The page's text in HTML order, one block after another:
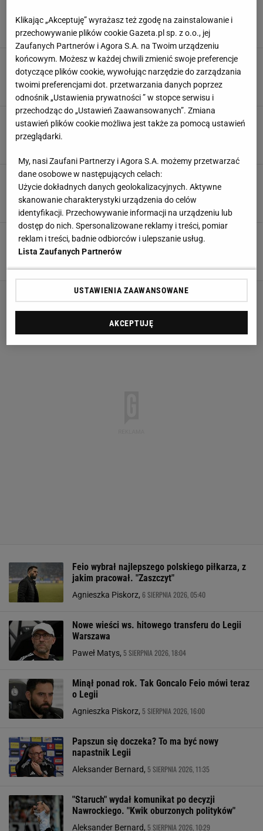
Nawrockiego. Wypomniał mu "Starucha"
Szymon Mańkowski,6 SIERPNIA 2026, 18:45
Papszun dostał pytanie o Rajovicia i nie
wytrzymał. Oberwało się kibicom Legii
Hubert Rybkowski,6 SIERPNIA 2026, 15:04
Ekstraklasa zmieniła terminy dwóch meczów 6.
Legia ma konkurencję w wyścigu po napastnika
Jacek Hafka, 6 SIERPNIA 2026, 12:18
Zero litości dla Rajovicia. "Jeden z najgorszych
piłkarzy, jakich widziałem"
Feio wybrał najlepszego polskiego piłkarza, z
jakim pracował. "Zaszczyt"
Agnieszka Piskorz, 6 SIERPNIA 2026, 05:40
Nowe wieści ws. hitowego transferu do Legii
Warszawa
Paweł Matys, 5 SIERPNIA 2026, 18:04
Minął ponad rok. Tak Goncalo Feio mówi teraz
o Legii
Agnieszka Piskorz, 5 SIERPNIA 2026, 16:00
Papszun się doczeka? To ma być nowy
napastnik Legii
Aleksander Bernard, 5 SIERPNIA 2026, 11:35
"Staruch" wydał komunikat po decyzji
Nawrockiego. "Kwik oburzonych polityków"
Aleksander Bernard, 5 SIERPNIA 2026, 10:29
Klikając „Akceptuję” wyrażasz też zgodę na zainstalowanie i
przechowywanie plików cookie Gazeta.pl sp. z o.o., jej
Zaufanych Partnerów i Agora S.A. na Twoim urządzeniu
końcowym. Możesz w każdej chwili zmienić swoje preferencje
dotyczące plików cookie, wywołując narzędzie do zarządzania
twoimi preferencjami dot. przetwarzania danych poprzez
odnośnik „Ustawienia prywatności ” w stopce serwisu i
przechodząc do „Ustawień Zaawansowanych”. Zmiana
ustawień plików cookie możliwa jest także za pomocą ustawień
przeglądarki.
My, nasi Zaufani Partnerzy i Agora S.A. możemy przetwarzać
dane osobowe w następujących celach:
Użycie dokładnych danych geolokalizacyjnych. Aktywne
skanowanie charakterystyki urządzenia do celów
identyfikacji. Przechowywanie informacji na urządzeniu lub
dostęp do nich. Spersonalizowane reklamy i treści, pomiar
reklam i treści, badnie odbiorców i ulepszanie usług.
Lista Zaufanych Partnerów
USTAWIENIA ZAAWANSOWANE
AKCEPTUJĘ